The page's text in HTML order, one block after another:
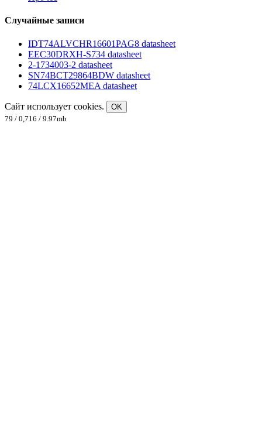
Случайные записи
IDT74ALVCHR16601PAG8 datasheet
EEC30DRXH-S734 datasheet
2-1734003-2 datasheet
SN74BCT29864BDW datasheet
74LCX16652MEA datasheet
Сайт использует cookies.
OK
79 / 0,716 / 9.97mb